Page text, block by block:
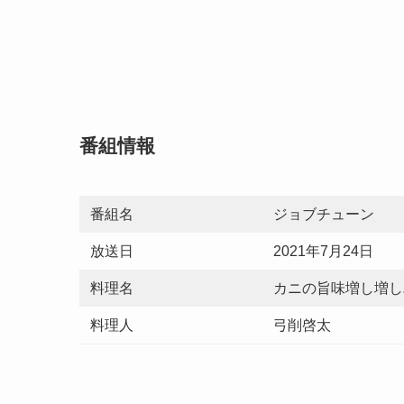
番組情報
番組名 ジョブチューン
放送日 2021年7月24日
料理名 カニの旨味増し増
料理人 弓削啓太